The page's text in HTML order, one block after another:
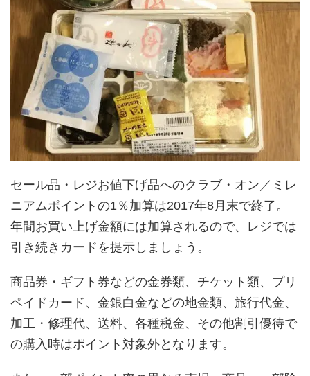
セール品・レジお値下げ品へのクラブ・オン／ミレ
ニアムポイントの1％加算は2017年8月末で終了。
年間お買い上げ金額には加算されるので、レジでは
引き続きカードを提示しましょう。
商品券・ギフト券などの金券類、チケット類、プリ
ペイドカード、金銀白金などの地金類、旅行代金、
加工・修理代、送料、各種税金、その他割引優待で
の購入時はポイント対象外となります。